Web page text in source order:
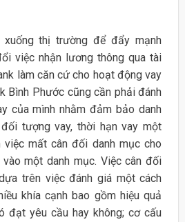
thị trường để đẩy mạnh
việc nhận lương thông qua tài
làm căn cứ cho hoạt động vay
Bình Phước cũng cần phải đánh
của mình nhằm đảm bảo danh
tượng vay, thời hạn vay một
việc mất cân đối danh mục cho
một danh mục. Việc cân đối
trên việc đánh giá một cách
khía cạnh bao gồm hiệu quả
đạt yêu cầu hay không; cơ cấu